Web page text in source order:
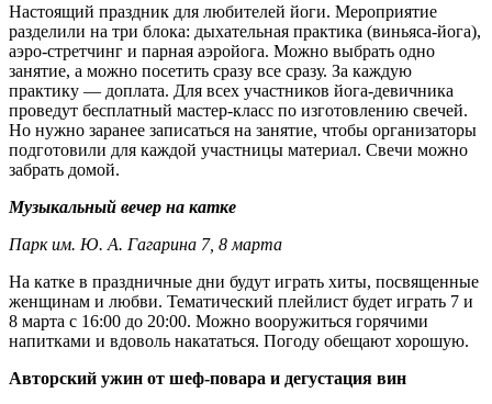
Настоящий праздник для любителей йоги. Мероприятие
разделили на три блока: дыхательная практика (виньяса-йога),
аэро-стретчинг и парная аэройога. Можно выбрать одно
занятие, а можно посетить сразу все сразу. За каждую
практику — доплата. Для всех участников йога-девичника
проведут бесплатный мастер-класс по изготовлению свечей.
Но нужно заранее записаться на занятие, чтобы организаторы
подготовили для каждой участницы материал. Свечи можно
забрать домой.
Музыкальный вечер на катке
Парк им. Ю. А. Гагарина 7, 8 марта
На катке в праздничные дни будут играть хиты, посвященные
женщинам и любви. Тематический плейлист будет играть 7 и
8 марта с 16:00 до 20:00. Можно вооружиться горячими
напитками и вдоволь накататься. Погоду обещают хорошую.
Авторский ужин от шеф-повара и дегустация вин